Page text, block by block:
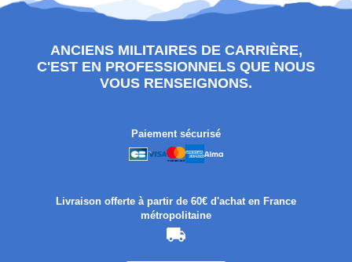
ANCIENS MILITAIRES DE CARRIÈRE,
C'EST EN PROFESSIONNELS QUE NOUS
VOUS RENSEIGNONS.
Paiement sécurisé
Livraison offerte à partir de 60€ d'achat en France
métropolitaine